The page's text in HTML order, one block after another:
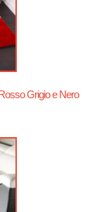
Grigio e Nero